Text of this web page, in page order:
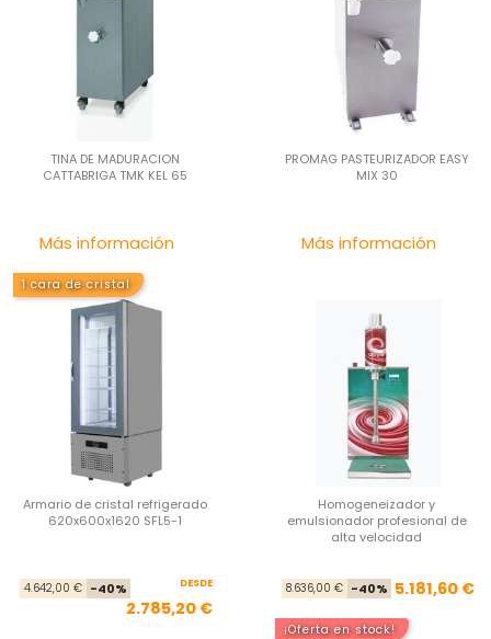
TINA DE MADURACION
CATTABRIGA TMK KEL 65
Más información
PROMAG PASTEURIZADOR EASY
MIX 30
Más información
1 cara de cristal
Armario de cristal refrigerado
620x600x1620 SFL5-1
Precio base
4.642,00 € -40% Precio
DESDE
2.785,20 €
Homogeneizador y
emulsionador profesional de
alta velocidad
8.636,00 € -40% 5.181,60 €
¡Oferta en stock!